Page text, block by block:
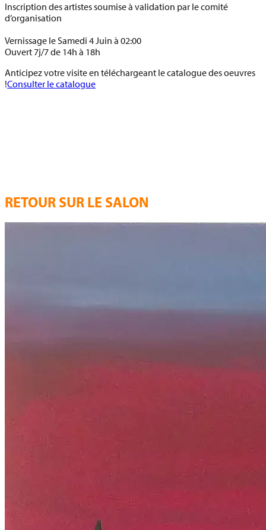
Inscription des artistes soumise à validation par le comité
d’organisation
Vernissage le Samedi 4 Juin à 02:00
Ouvert 7j/7 de 14h à 18h
Anticipez votre visite en téléchargeant le catalogue des oeuvres
!Consulter le catalogue
RETOUR SUR LE SALON